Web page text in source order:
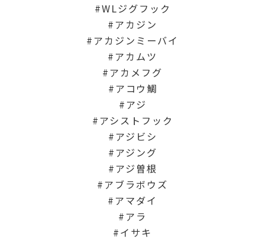
WLジグフック
アカジン
アカジンミーバイ
アカムツ
アカメフグ
アコウ鯛
アジ
アシストフック
アジビシ
アジング
アジ曽根
アブラボウズ
アマダイ
アラ
イサキ